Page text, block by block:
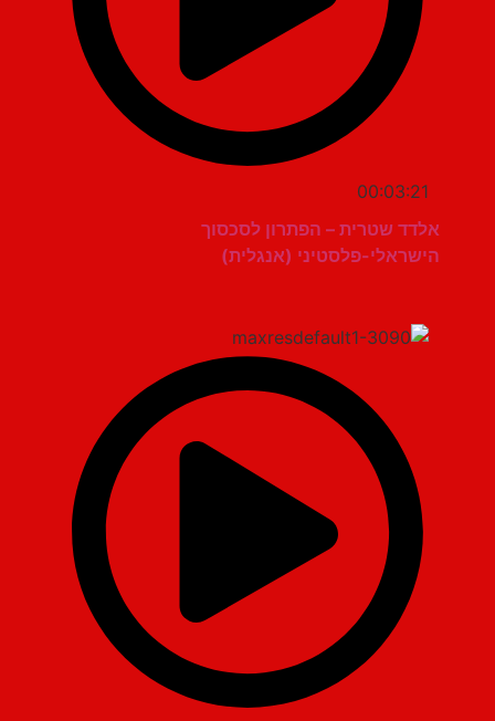
00:03:21
אלדד שטרית – הפתרון לסכסוך
הישראלי-פלסטיני (אנגלית)